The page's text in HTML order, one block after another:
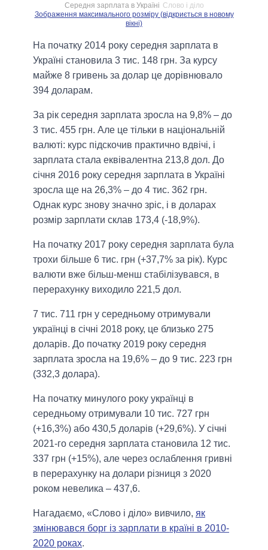
Середня зарплата в Україні Слово і діло
Зображення максимального розміру (відкриється в новому
вікні)
На початку 2014 року середня зарплата в
Україні становила 3 тис. 148 грн. За курсу
майже 8 гривень за долар це дорівнювало
394 доларам.
За рік середня зарплата зросла на 9,8% – до
3 тис. 455 грн. Але це тільки в національній
валюті: курс підскочив практично вдвічі, і
зарплата стала еквівалентна 213,8 дол. До
січня 2016 року середня зарплата в Україні
зросла ще на 26,3% – до 4 тис. 362 грн.
Однак курс знову значно зріс, і в доларах
розмір зарплати склав 173,4 (-18,9%).
На початку 2017 року середня зарплата була
трохи більше 6 тис. грн (+37,7% за рік). Курс
валюти вже більш-менш стабілізувався, в
перерахунку виходило 221,5 дол.
7 тис. 711 грн у середньому отримували
українці в січні 2018 року, це близько 275
доларів. До початку 2019 року середня
зарплата зросла на 19,6% – до 9 тис. 223 грн
(332,3 долара).
На початку минулого року українці в
середньому отримували 10 тис. 727 грн
(+16,3%) або 430,5 доларів (+29,6%). У січні
2021-го середня зарплата становила 12 тис.
337 грн (+15%), але через ослаблення гривні
в перерахунку на долари різниця з 2020
роком невелика – 437,6.
Нагадаємо, «Слово і діло» вивчило, як
змінювався борг із зарплати в країні в 2010-
2020 роках.